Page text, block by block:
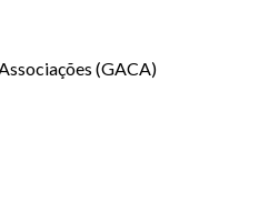
(GACA)